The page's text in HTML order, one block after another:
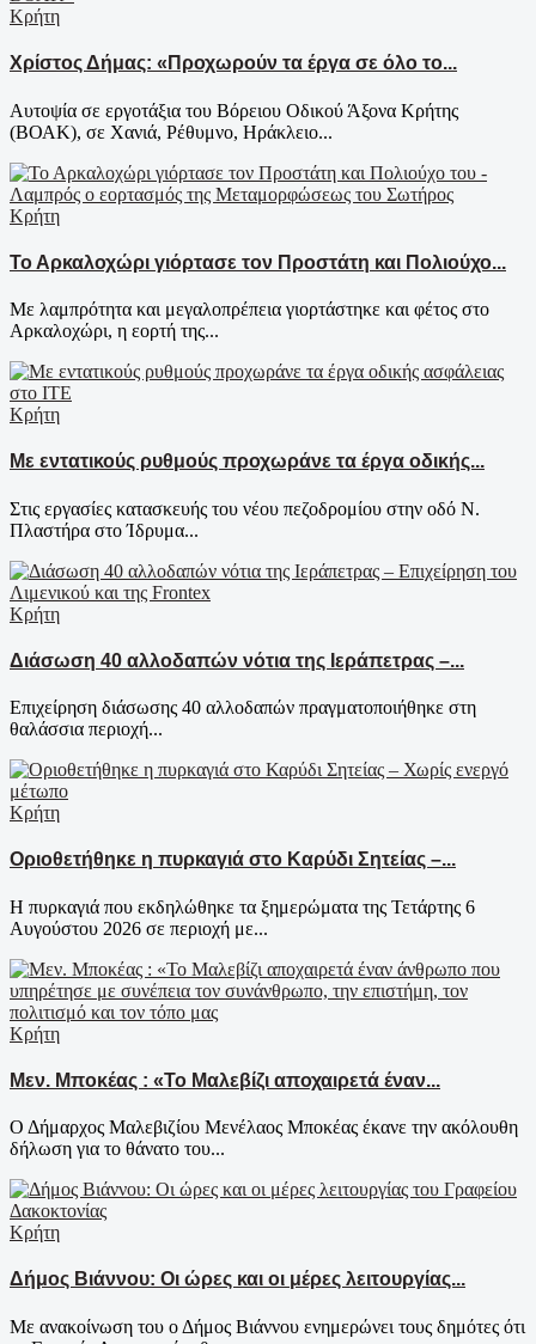
Κρήτη
Χρίστος Δήμας: «Προχωρούν τα έργα σε όλο το...
Αυτοψία σε εργοτάξια του Βόρειου Οδικού Άξονα Κρήτης
(ΒΟΑΚ), σε Χανιά, Ρέθυμνο, Ηράκλειο...
Κρήτη
Το Αρκαλοχώρι γιόρτασε τον Προστάτη και Πολιούχο...
Με λαμπρότητα και μεγαλοπρέπεια γιορτάστηκε και φέτος στο
Αρκαλοχώρι, η εορτή της...
Κρήτη
Με εντατικούς ρυθμούς προχωράνε τα έργα οδικής...
Στις εργασίες κατασκευής του νέου πεζοδρομίου στην οδό Ν.
Πλαστήρα στο Ίδρυμα...
Κρήτη
Διάσωση 40 αλλοδαπών νότια της Ιεράπετρας –...
Επιχείρηση διάσωσης 40 αλλοδαπών πραγματοποιήθηκε στη
θαλάσσια περιοχή...
Κρήτη
Οριοθετήθηκε η πυρκαγιά στο Καρύδι Σητείας –...
Η πυρκαγιά που εκδηλώθηκε τα ξημερώματα της Τετάρτης 6
Αυγούστου 2026 σε περιοχή με...
Κρήτη
Μεν. Μποκέας : «Το Μαλεβίζι αποχαιρετά έναν...
Ο Δήμαρχος Μαλεβιζίου Μενέλαος Μποκέας έκανε την ακόλουθη
δήλωση για το θάνατο του...
Κρήτη
Δήμος Βιάννου: Οι ώρες και οι μέρες λειτουργίας...
Με ανακοίνωση του ο Δήμος Βιάννου ενημερώνει τους δημότες ότι